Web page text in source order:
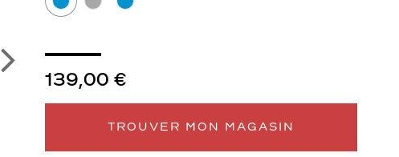
Suivant
139,00 €
TROUVER MON MAGASIN